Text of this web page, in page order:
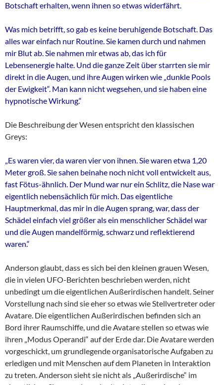
Botschaft erhalten, wenn ihnen so etwas widerfährt.
Was mich betrifft, so gab es keine beruhigende Botschaft. Das
alles war einfach nur Routine. Sie kamen durch und nahmen
mir Blut ab. Sie nahmen mir etwas ab, das ich für
Lebensenergie halte. Und die ganze Zeit über starrten sie mir
direkt in die Augen, und ihre Augen wirken wie „dunkle Pools
der Ewigkeit“. Man kann nicht wegsehen, und sie haben eine
hypnotische Wirkung.“
Die Beschreibung der Wesen entspricht den klassischen
Greys:
„Es waren vier, da waren vier von ihnen. Sie waren etwa 1,20
Meter groß. Sie sahen beinahe noch nicht voll entwickelt aus,
fast Fötus-ähnlich. Der Mund war nur ein Schlitz, die Nase war
eigentlich nebensächlich für mich. Das eigentliche
Hauptmerkmal, das mir in die Augen sprang, war, dass der
Schädel einfach viel größer als ein menschlicher Schädel war
und die Augen mandelförmig, schwarz und reflektierend
waren.“
Anderson glaubt, dass es sich bei den kleinen grauen Wesen,
die in vielen UFO-Berichten beschrieben werden, nicht
unbedingt um die eigentlichen Außerirdischen handelt. Seiner
Vorstellung nach sind sie eher so etwas wie Stellvertreter oder
Avatare. Die eigentlichen Außerirdischen befinden sich an
Bord ihrer Raumschiffe, und die Avatare stellen so etwas wie
ihren „Modus Operandi“ auf der Erde dar. Die Avatare werden
vorgeschickt, um grundlegende organisatorische Aufgaben zu
erledigen und mit Menschen auf dem Planeten in Interaktion
zu treten. Anderson sieht sie nicht als „Außerirdische“ im